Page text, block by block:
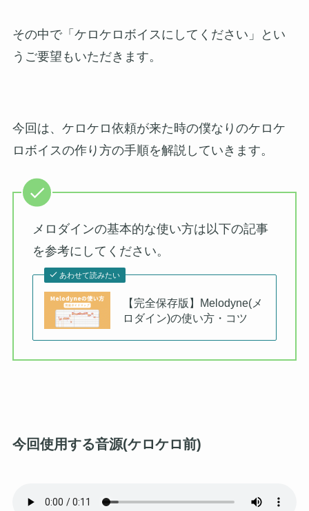
その中で「ケロケロボイスにしてください」とい
うご要望もいただきます。
今回は、ケロケロ依頼が来た時の僕なりのケロケ
ロボイスの作り方の手順を解説していきます。
メロダインの基本的な使い方は以下の記事
を参考にしてください。
あわせて読みたい
【完全保存版】Melodyne(メ
ロダイン)の使い方・コツ
今回使用する音源(ケロケロ前)